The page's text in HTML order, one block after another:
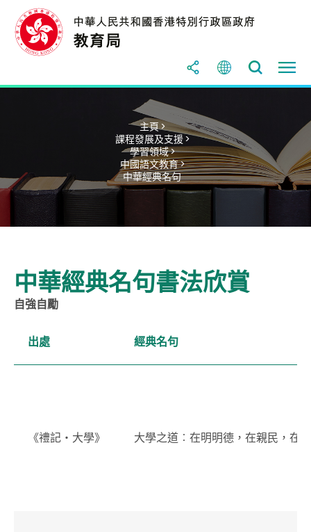
主頁 >
課程發展及支援 >
學習領域 >
中國語文教育 >
中華經典名句
中華經典名句書法欣賞
自強自勵
出處 經典名句
《禮記・大學》 大學之道︰在明明德，在親民，在